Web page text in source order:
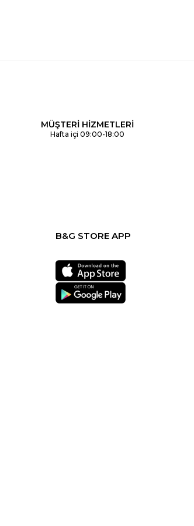
MÜŞTERİ HİZMETLERİ
Hafta içi 09:00-18:00
B&G STORE APP